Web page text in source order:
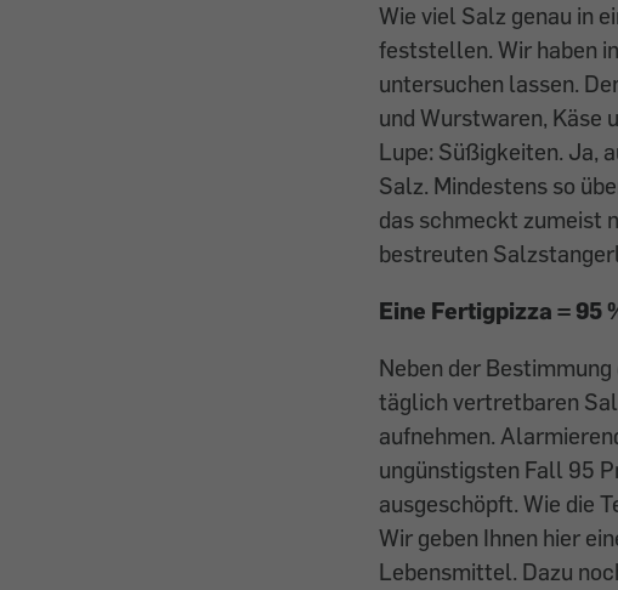
Wie viel Salz genau in
feststellen. Wir haben
untersuchen lassen.
und Wurstwaren, Käse
Lupe: ­Süßigkeiten. Ja,
Salz. Mindestens so
das schmeckt zumeist
bestreuten
Eine Fertigpizza = 95
Neben der
täglich vertretbaren
aufnehmen.
ungünstigsten Fall 95
ausgeschöpft. Wie die
Wir geben Ihnen hier
Lebensmittel. Dazu